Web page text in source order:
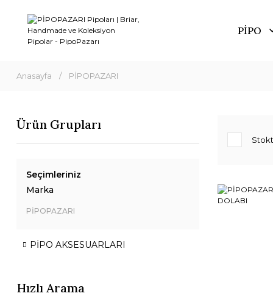
PİPO
Anasayfa PİPOPAZARI
Ürün Grupları
Seçimleriniz
Marka
PİPOPAZARI
PİPO AKSESUARLARI
Hızlı Arama